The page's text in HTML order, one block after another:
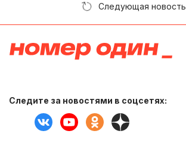
Следующая новость
Следите за новостями в соцсетях: